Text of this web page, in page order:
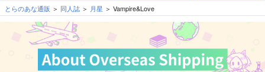
とらのあな通販 同人誌 月星 Vampire&Love